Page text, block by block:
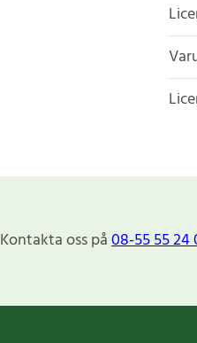
Kontakta oss på08-55 55 24